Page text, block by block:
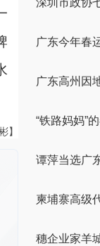
】
深圳市政协
广东今年春
广东高州因
“铁路妈妈”
谭萍当选广
柬埔寨高级
穗企业家羊